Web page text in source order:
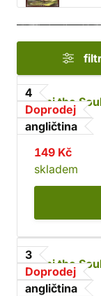
známých i z
dopravu,
4
Doprodej
angličtina
Alpi the
Rona
149 Kč
skladem
3
Doprodej
angličtina
Alpi the
Rona